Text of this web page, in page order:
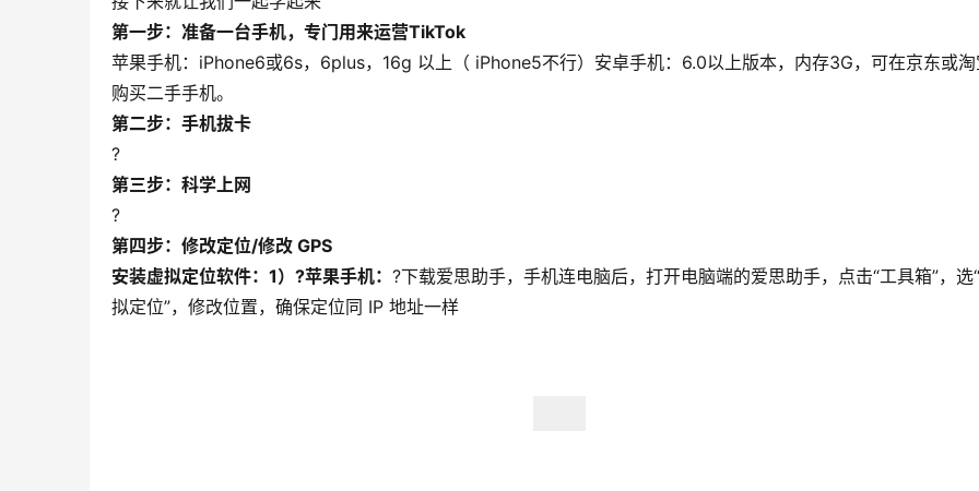
第一步：准备一台手机，专门用来运营TikTok
苹果手机：iPhone6或6s，6plus，16g 以上（ iPhone5不行）安卓手机：6.0以上版本，内存3G，可在京东或
购买二手手机。
第二步：手机拔卡
?
第三步：科学上网
?
第四步：修改定位/修改 GPS
安装虚拟定位软件： 1）?苹果手机： ?下载爱思助手，手机连电脑后，打开电脑端的爱思助手，点击“工具箱”，选
拟定位”，修改位置，确保定位同 IP 地址一样